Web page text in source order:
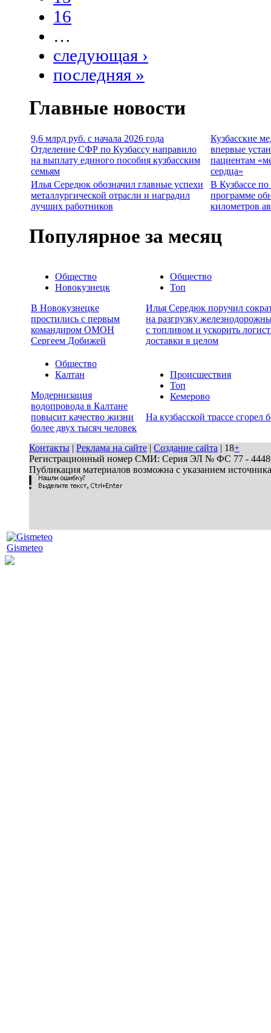
16
…
следующая ›
последняя »
Главные новости
9,6 млрд руб. с начала 2026 года
Отделение СФР по Кузбассу направило
на выплату единого пособия кузбасским
семьям
Кузбасские
впервые
пациентам
сердца»
Илья Середюк обозначил главные успехи
металлургической отрасли и наградил
лучших работников
В Кузбассе по
программе
километров
Популярное за месяц
Общество
Новокузнецк
В Новокузнецке
простились с первым
командиром ОМОН
Сергеем Добижей
Общество
Топ
Илья Середюк поручил
на разгрузку
с топливом и ускорить
доставки в целом
Общество
Калтан
Модернизация
водопровода в Калтане
повысит качество жизни
более двух тысяч человек
Происшествия
Топ
Кемерово
На кузбасской трассе сгорел
Контакты | Реклама на сайте | Создание сайта | 18+
Регистрационный номер СМИ: Серия ЭЛ № ФС 77 - 44486
Публикация материалов возможна с указанием
Gismeteo